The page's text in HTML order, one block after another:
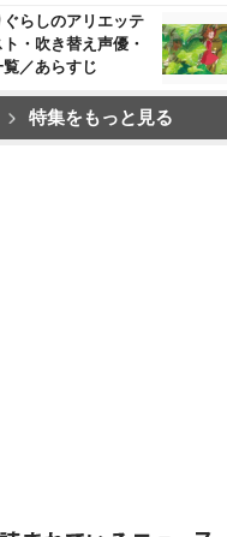
らしのアリエッテ
・吹き替え声優・
／あらすじ
特集をもっと見る